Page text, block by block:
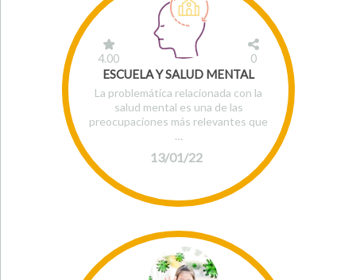
13/01/22
4.00 0
ESCUELA Y SALUD MENTAL
La problemática relacionada con la
salud mental es una de las
preocupaciones más relevantes que
…